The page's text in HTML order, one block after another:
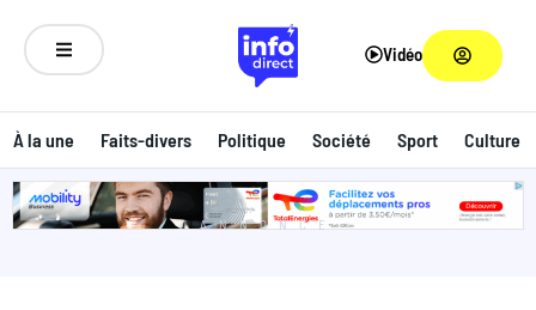
Vidéo
À la une Faits-divers Politique Société Sport Culture
ANNONCE